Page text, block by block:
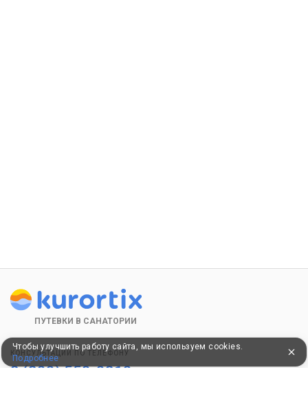
ПУТЕВКИ В САНАТОРИИ
КОНСУЛЬТАЦИИ ПО ТЕЛЕФОНУ
8 (800) 550-0810
Чтобы улучшить работу сайта, мы используем cookies.
Подробнее